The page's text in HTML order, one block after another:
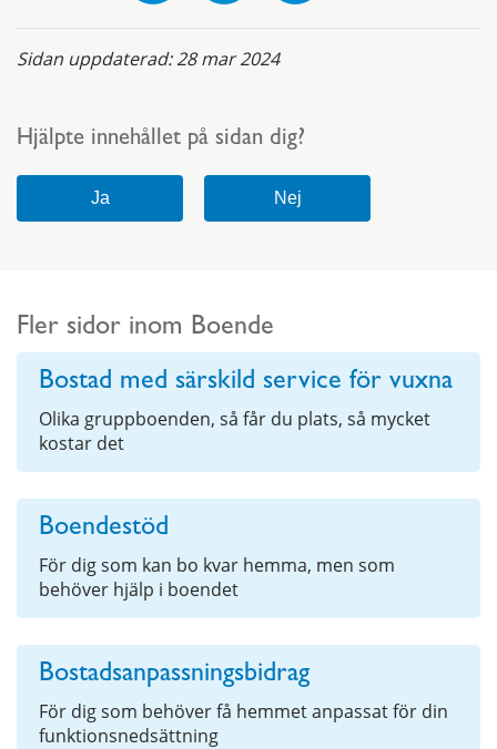
Sidan uppdaterad:28 mar 2024
Hjälpte innehållet på sidan dig?
Fler sidor inom Boende
Bostad med särskild service för vuxna
Olika gruppboenden, så får du plats, så mycket
kostar det
Boendestöd
För dig som kan bo kvar hemma, men som
behöver hjälp i boendet
Bostadsanpassningsbidrag
För dig som behöver få hemmet anpassat för din
funktionsnedsättning